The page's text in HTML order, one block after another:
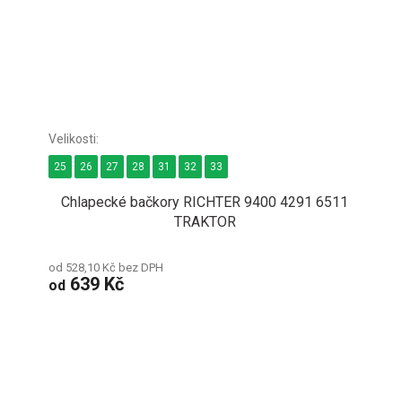
Chlapecké bačkory RICHTER 9400 4291 6511
TRAKTOR
od 528,10 Kč bez DPH
od 639 Kč
25 26 27 28 31 32 33